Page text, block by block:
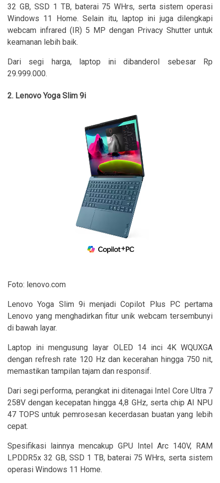
32 GB, SSD 1 TB, baterai 75 WHrs, serta sistem operasi
Windows 11 Home. Selain itu, laptop ini juga dilengkapi
webcam infrared (IR) 5 MP dengan Privacy Shutter untuk
keamanan lebih baik.
Dari segi harga, laptop ini dibanderol sebesar Rp
29.999.000.
2. Lenovo Yoga Slim 9i
Foto: lenovo.com
Lenovo Yoga Slim 9i menjadi Copilot Plus PC pertama
Lenovo yang menghadirkan fitur unik webcam tersembunyi
di bawah layar.
Laptop ini mengusung layar OLED 14 inci 4K WQUXGA
dengan refresh rate 120 Hz dan kecerahan hingga 750 nit,
memastikan tampilan tajam dan responsif.
Dari segi performa, perangkat ini ditenagai Intel Core Ultra 7
258V dengan kecepatan hingga 4,8 GHz, serta chip AI NPU
47 TOPS untuk pemrosesan kecerdasan buatan yang lebih
cepat.
Spesifikasi lainnya mencakup GPU Intel Arc 140V, RAM
LPDDR5x 32 GB, SSD 1 TB, baterai 75 WHrs, serta sistem
operasi Windows 11 Home.